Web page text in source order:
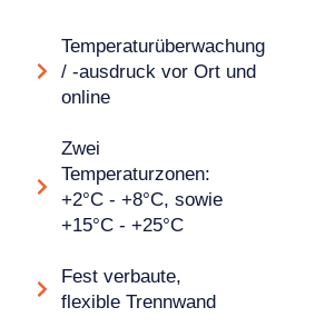
Temperaturüberwachung
/ -ausdruck vor Ort und
online
Zwei
Temperaturzonen:
+2°C - +8°C, sowie
+15°C - +25°C
Fest verbaute,
flexible Trennwand